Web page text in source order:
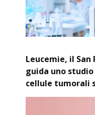
Leucemie, il
guida uno
cellule tumorali